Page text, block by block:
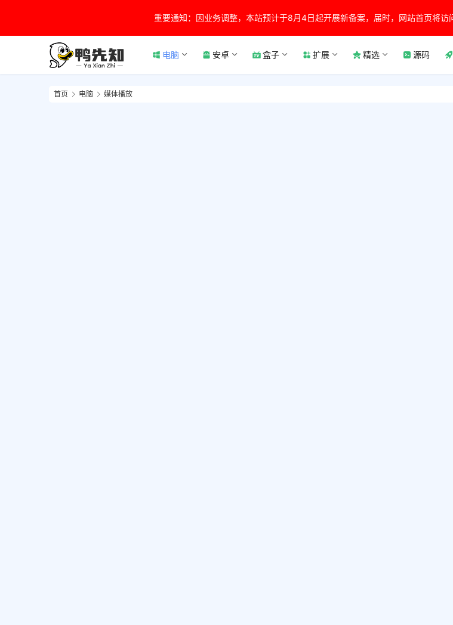
重要通知：因业务调整，本站预计于8月4日起开展新备案，届时，网站首页将访
电脑 安卓 盒子 扩展 精选 源码
首页 电脑 媒体播放